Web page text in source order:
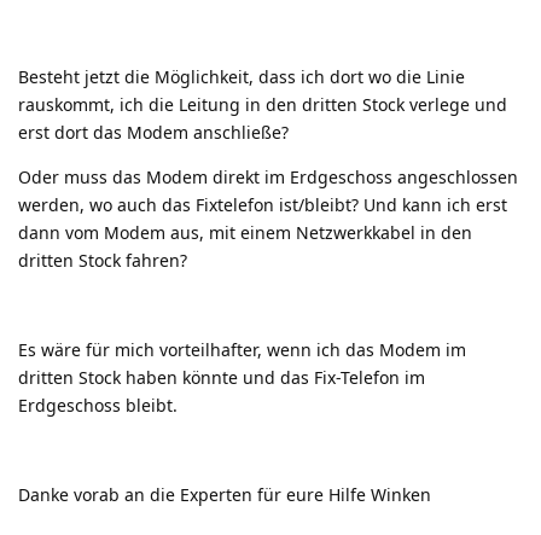
Besteht jetzt die Möglichkeit, dass ich dort wo die Linie
rauskommt, ich die Leitung in den dritten Stock verlege und
erst dort das Modem anschließe?
Oder muss das Modem direkt im Erdgeschoss angeschlossen
werden, wo auch das Fixtelefon ist/bleibt? Und kann ich erst
dann vom Modem aus, mit einem Netzwerkkabel in den
dritten Stock fahren?
Es wäre für mich vorteilhafter, wenn ich das Modem im
dritten Stock haben könnte und das Fix-Telefon im
Erdgeschoss bleibt.
Danke vorab an die Experten für eure Hilfe Winken